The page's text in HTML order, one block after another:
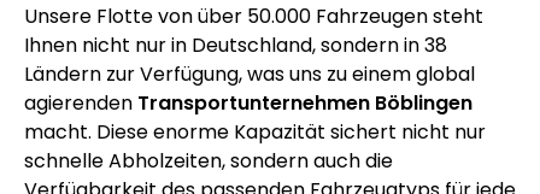
Unsere Flotte von über 50.000 Fahrzeugen steht
Ihnen nicht nur in Deutschland, sondern in 38
Ländern zur Verfügung, was uns zu einem global
agierenden Transportunternehmen Böblingen
macht. Diese enorme Kapazität sichert nicht nur
schnelle Abholzeiten, sondern auch die